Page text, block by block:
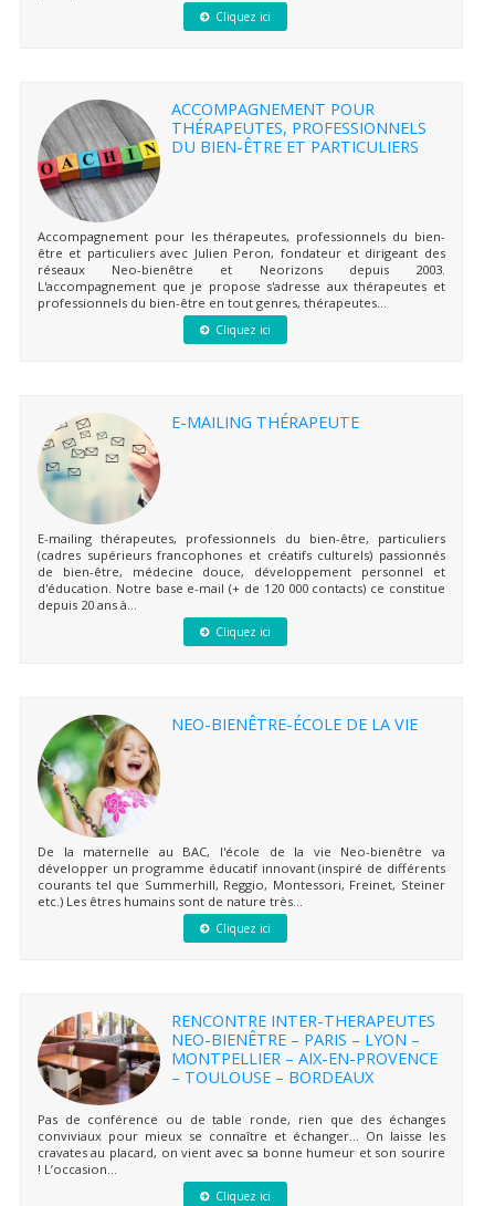
Cliquez ici
ACCOMPAGNEMENT POUR
THÉRAPEUTES, PROFESSIONNELS
DU BIEN-ÊTRE ET PARTICULIERS
Accompagnement pour les thérapeutes, professionnels du bien-
être et particuliers avec Julien Peron, fondateur et dirigeant des
réseaux Neo-bienêtre et Neorizons depuis 2003.
L'accompagnement que je propose s'adresse aux thérapeutes et
professionnels du bien-être en tout genres, thérapeutes...
Cliquez ici
E-MAILING THÉRAPEUTE
E-mailing thérapeutes, professionnels du bien-être, particuliers
(cadres supérieurs francophones et créatifs culturels) passionnés
de bien-être, médecine douce, développement personnel et
d'éducation. Notre base e-mail (+ de 120 000 contacts) ce constitue
depuis 20 ans à...
Cliquez ici
NEO-BIENÊTRE-ÉCOLE DE LA VIE
De la maternelle au BAC, l'école de la vie Neo-bienêtre va
développer un programme éducatif innovant (inspiré de différents
courants tel que Summerhill, Reggio, Montessori, Freinet, Steiner
etc.) Les êtres humains sont de nature très...
Cliquez ici
RENCONTRE INTER-THERAPEUTES
NEO-BIENÊTRE – PARIS – LYON –
MONTPELLIER – AIX-EN-PROVENCE
– TOULOUSE – BORDEAUX
Pas de conférence ou de table ronde, rien que des échanges
conviviaux pour mieux se connaître et échanger… On laisse les
cravates au placard, on vient avec sa bonne humeur et son sourire
! L’occasion...
Cliquez ici